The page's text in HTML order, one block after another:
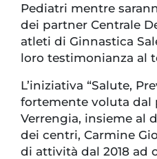
Pediatri mentre
dei partner Centrale
atleti di Ginnastica
loro testimonianza al
L’iniziativa “Salute,
fortemente voluta dal
Verrengia, insieme al
dei centri, Carmine
di attività dal 2018 ad